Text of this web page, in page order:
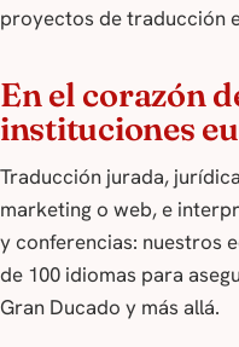
proyectos de traducción
En el corazón
instituciones
Traducción jurada,
marketing o web, e
y conferencias: nuestros
de 100 idiomas para
Gran Ducado y más allá.